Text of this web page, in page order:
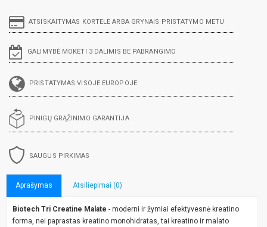
ATSISKAITYMAS KORTELE ARBA GRYNAIS PRISTATYMO METU
GALIMYBĖ MOKĖTI 3 DALIMIS BE PABRANGIMO
PRISTATYMAS VISOJE EUROPOJE
PINIGŲ GRĄŽINIMO GARANTIJA
SAUGUS PIRKIMAS
Aprašymas Atsiliepimai (0)
Biotech Tri Creatine Malate - moderni ir žymiai efektyvesnė kreatino
forma, nei paprastas kreatino monohidratas, tai kreatino ir malato